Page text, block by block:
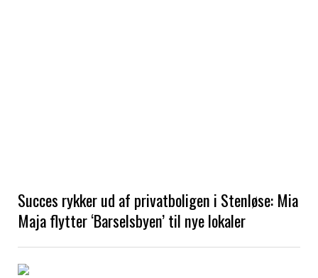
Succes rykker ud af privatboligen i Stenløse: Mia
Maja flytter ‘Barselsbyen’ til nye lokaler